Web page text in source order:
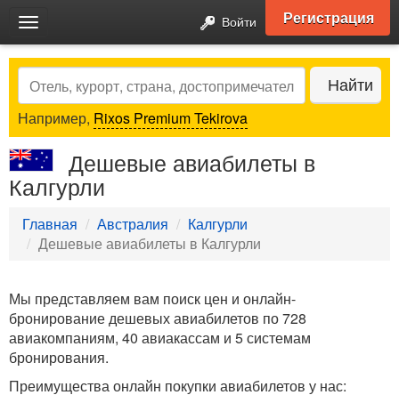
Toggle
navigation
Войти Регистрация
Search Найти
Например, Rixos Premium Tekirova
Дешевые авиабилеты в
Калгурли
Главная Австралия
Калгурли
Дешевые авиабилеты в Калгурли
Мы представляем вам поиск цен и онлайн-
бронирование дешевых авиабилетов по 728
авиакомпаниям, 40 авиакассам и 5 системам
бронирования.
Преимущества онлайн покупки авиабилетов у нас: